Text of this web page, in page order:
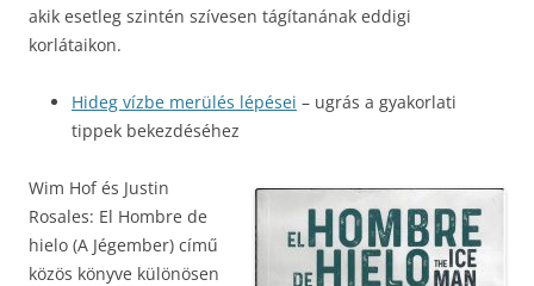
akik esetleg szintén szívesen tágítanának eddigi
korlátaikon.
Hideg vízbe merülés lépései – ugrás a gyakorlati
tippek bekezdéséhez
Wim Hof és Justin
Rosales: El Hombre de
hielo (A Jégember) című
közös könyve különösen